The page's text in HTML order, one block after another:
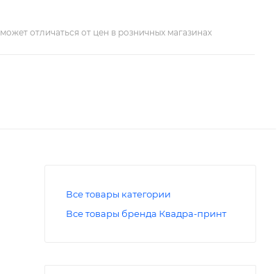
отличаться от цен в розничных магазинах
Все товары категории
Все товары бренда Квадра-принт